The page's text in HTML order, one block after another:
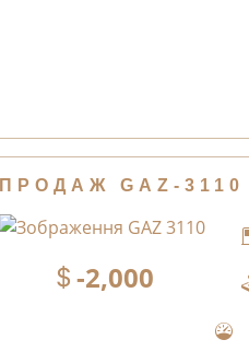
ПРОДАЖ GAZ-
-2,000